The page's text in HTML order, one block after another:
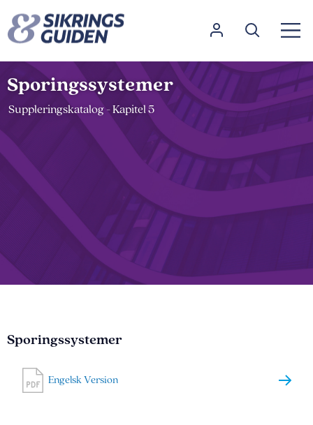
Sporingssystemer
Suppleringskatalog - Kapitel 5
Sporingssystemer
Engelsk Version